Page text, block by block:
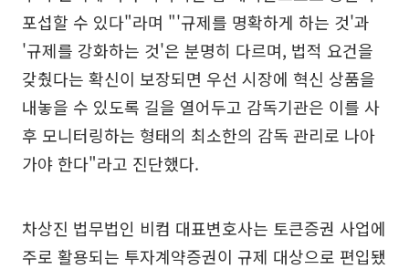
포섭할 수 있다"라며 "'규제를 명확하게 하는 것'과
'규제를 강화하는 것'은 분명히 다르며, 법적 요건을
갖췄다는 확신이 보장되면 우선 시장에 혁신 상품을
내놓을 수 있도록 길을 열어두고 감독기관은 이를 사
후 모니터링하는 형태의 최소한의 감독 관리로 나아
가야 한다"라고 진단했다.
차상진 법무법인 비컴 대표변호사는 토큰증권 사업에
주로 활용되는 투자계약증권이 규제 대상으로 편입됐